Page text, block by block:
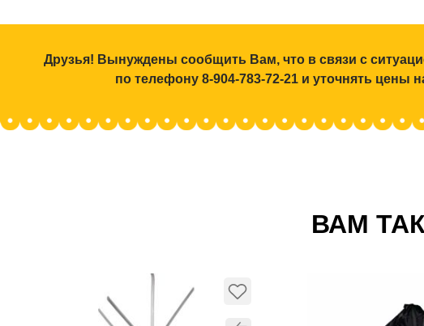
Друзья! Вынуждены сообщить Вам, что в связи с
по телефону 8-904-783-72-21 и уточнять
ВАМ